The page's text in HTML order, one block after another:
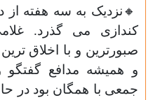
🔸نزدیک به سه هفته از
کندازی می گذرد.
صبورترین و با اخلاق
و همیشه مدافع
جمعی با همگان بود در